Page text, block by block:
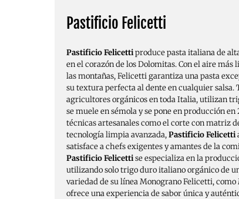
Pastificio Felicetti
Pastificio Felicettiproduce pasta italiana de
en el corazón de los Dolomitas. Con el aire más
las montañas, Felicetti garantiza una pasta
su textura perfecta al dente en cualquier salsa.
agricultores orgánicos en toda Italia, utilizan
se muele en sémola y se pone en producción
técnicas artesanales como el corte con matriz
tecnología limpia avanzada,Pastificio Felicetti
satisface a chefs exigentes y amantes de la
Pastificio Felicettise especializa en la
utilizando solo trigo duro italiano orgánico de
variedad de su línea Monograno Felicetti,
ofrece una experiencia de sabor única y